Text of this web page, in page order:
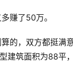
赚了50万。
的，双方都挺满
建筑面积为88平